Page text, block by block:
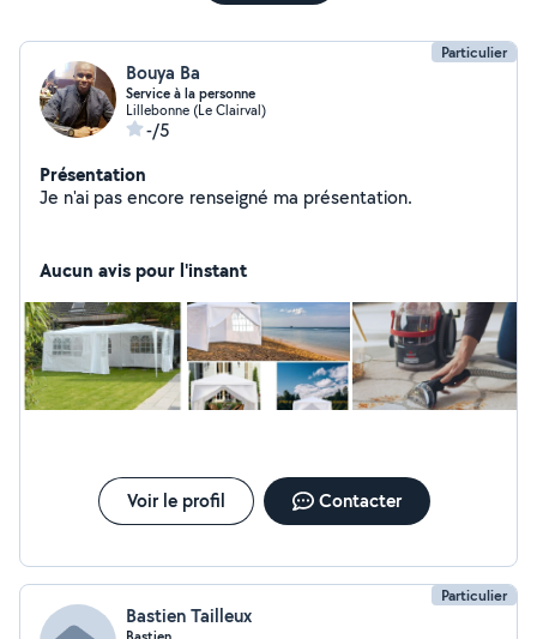
Particulier
Bouya Ba
Service à la personne
Lillebonne (Le Clairval)
-/5
Présentation
Je n'ai pas encore renseigné ma présentation.
Aucun avis pour l'instant
Voir le profil Contacter
Particulier
Bastien Tailleux